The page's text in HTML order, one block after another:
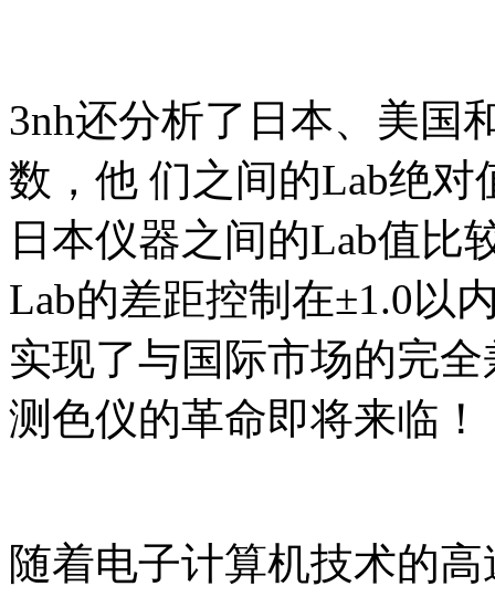
3nh还分析了日本、美国
数，他 们之间的Lab绝对
日本仪器之间的Lab值比
Lab的差距控制在±1.0以
实现了与国际市场的完
测色仪的革命即将来临！
随着电子计算机技术的